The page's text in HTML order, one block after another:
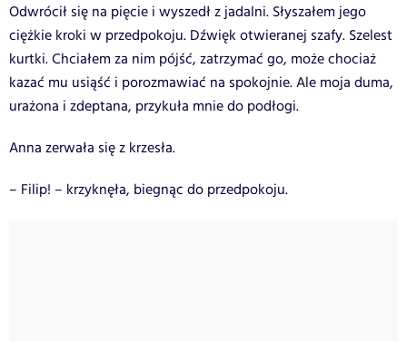
Odwrócił się na pięcie i wyszedł z jadalni. Słyszałem jego
ciężkie kroki w przedpokoju. Dźwięk otwieranej szafy. Szelest
kurtki. Chciałem za nim pójść, zatrzymać go, może chociaż
kazać mu usiąść i porozmawiać na spokojnie. Ale moja duma,
urażona i zdeptana, przykuła mnie do podłogi.
Anna zerwała się z krzesła.
– Filip! – krzyknęła, biegnąc do przedpokoju.